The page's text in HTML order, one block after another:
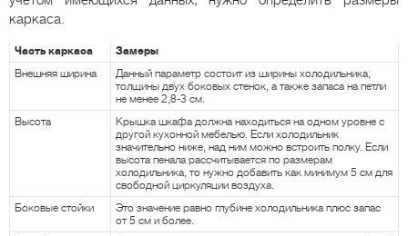
каркаса.
Часть каркаса
Замеры
Внешняя ширина
Данный параметр состоит из ширины холодильника,
толщины двух боковых стенок, а также запаса на петли
не менее 2,8-3 см.
Высота
Крышка шкафа должна находиться на одном уровне с
другой кухонной мебелью. Если холодильник
значительно ниже, над ним можно встроить полку. Если
высота пенала рассчитывается по размерам
холодильника, то нужно добавить как минимум 5 см для
свободной циркуляции воздуха.
Боковые стойки
Это значение равно глубине холодильника плюс запас
от 5 см и более.